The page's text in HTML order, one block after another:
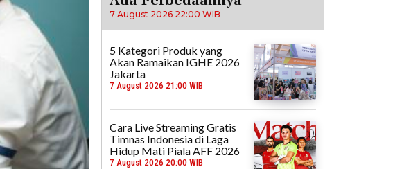
7 August 2026 22:00 WIB
5 Kategori Produk yang
Akan Ramaikan IGHE 2026
Jakarta
7 August 2026 21:00 WIB
Cara Live Streaming Gratis
Timnas Indonesia di Laga
Hidup Mati Piala AFF 2026
7 August 2026 20:00 WIB